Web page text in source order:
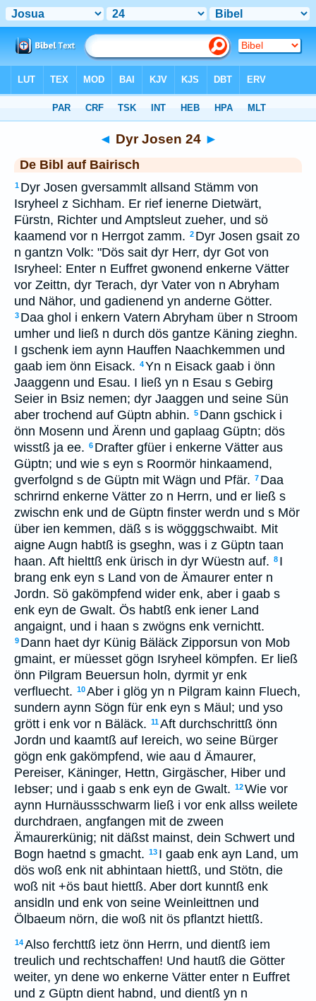
◄ Dyr Josen 24 ►
De Bibl auf Bairisch
1 Dyr Josen gversammlt allsand Stämm von
Isryheel z Sichham. Er rief ienerne Dietwärt,
Fürstn, Richter und Amptsleut zueher, und sö
kaamend vor n Herrgot zamm. 2 Dyr Josen gsait zo
n gantzn Volk: "Dös sait dyr Herr, dyr Got von
Isryheel: Enter n Euffret gwonend enkerne Vätter
vor Zeittn, dyr Terach, dyr Vater von n Abryham
und Nähor, und gadienend yn anderne Götter.
3 Daa ghol i enkern Vatern Abryham über n Stroom
umher und ließ n durch dös gantze Käning zieghn.
I gschenk iem aynn Hauffen Naachkemmen und
gaab iem önn Eisack. 4Yn n Eisack gaab i önn
Jaaggenn und Esau. I ließ yn n Esau s Gebirg
Seier in Bsiz nemen; dyr Jaaggen und seine Sün
aber trochend auf Güptn abhin. 5 Dann gschick i
önn Mosenn und Ärenn und gaplaag Güptn; dös
wisstß ja ee. 6 Drafter gfüer i enkerne Vätter aus
Güptn; und wie s eyn s Roormör hinkaamend,
gverfolgnd s de Güptn mit Wägn und Pfär. 7 Daa
schrirnd enkerne Vätter zo n Herrn, und er ließ s
zwischn enk und de Güptn finster werdn und s Mör
über ien kemmen, däß s is wögggschwaibt. Mit
aigne Augn habtß is gseghn, was i z Güptn taan
haan. Aft hielttß enk ürisch in dyr Wüestn auf. 8 I
brang enk eyn s Land von de Ämaurer enter n
Jordn. Sö gakömpfend wider enk, aber i gaab s
enk eyn de Gwalt. Ös habtß enk iener Land
angaignt, und i haan s zwögns enk vernichtt.
9 Dann haet dyr Künig Bäläck Zipporsun von Mob
gmaint, er müesset gögn Isryheel kömpfen. Er ließ
önn Pilgram Beuersun holn, dyrmit yr enk
verfluecht. 10Aber i glög yn n Pilgram kainn Fluech,
sundern aynn Sögn für enk eyn s Mäul; und yso
grött i enk vor n Bäläck. 11Aft durchschrittß önn
Jordn und kaamtß auf Iereich, wo seine Bürger
gögn enk gakömpfend, wie aau d Ämaurer,
Pereiser, Käninger, Hettn, Girgäscher, Hiber und
Iebser; und i gaab s enk eyn de Gwalt. 12Wie vor
aynn Hurnäussschwarm ließ i vor enk allss weilete
durchdraen, angfangen mit de zween
Ämaurerkünig; nit däßst mainst, dein Schwert und
Bogn haetnd s gmacht. 13 I gaab enk ayn Land, um
dös woß enk nit abhintaan hiettß, und Stötn, die
woß nit +ös baut hiettß. Aber dort kunntß enk
ansidln und enk von seine Weinleittnen und
Ölbaeum nörn, die woß nit ös pflantzt hiettß.
14Also ferchttß ietz önn Herrn, und dientß iem
treulich und rechtschaffen! Und hautß die Götter
weiter, yn dene wo enkerne Vätter enter n Euffret
und z Güptn dient habnd, und dientß yn n